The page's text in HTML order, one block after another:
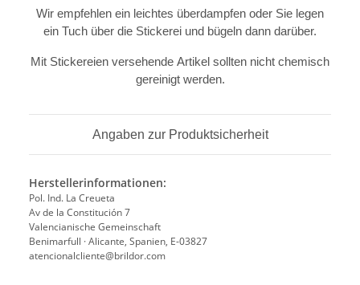
Wir empfehlen ein leichtes überdampfen oder Sie legen
ein Tuch über die Stickerei und bügeln dann darüber.
Mit Stickereien versehende Artikel sollten nicht chemisch
gereinigt werden.
Angaben zur Produktsicherheit
Herstellerinformationen:
Pol. Ind. La Creueta
Av de la Constitución 7
Valencianische Gemeinschaft
Benimarfull · Alicante, Spanien, E-03827
atencionalcliente@brildor.com